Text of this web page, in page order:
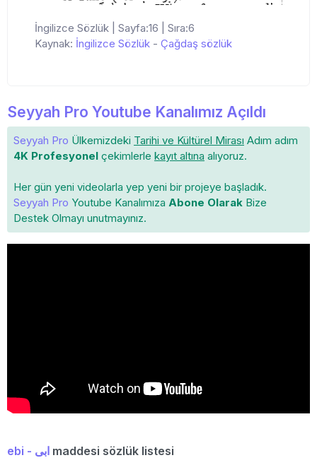
İngilizce Sözlük | Sayfa:16 | Sıra:6
Kaynak: İngilizce Sözlük - Çağdaş sözlük
Seyyah Pro Youtube Kanalımız Açıldı
Seyyah Pro Ülkemizdeki Tarihi ve Kültürel Mirası Adım adım
4K Profesyonel çekimlerle kayıt altına alıyoruz.
Her gün yeni videolarla yep yeni bir projeye başladık.
Seyyah Pro Youtube Kanalımıza Abone Olarak Bize
Destek Olmayı unutmayınız.
ebi - ابی maddesi sözlük listesi